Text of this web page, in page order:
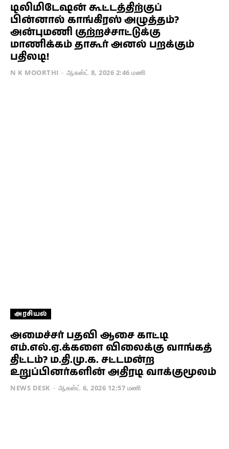
டிலிமிடேஷன் கூட்டத்திற்குப்
பின்னால் காங்கிரஸ் அழுத்தம்?
அன்புமணி குற்றச்சாட்டுக்கு
மாணிக்கம் தாகூர் அனல் பறக்கும்
பதிலடி!
N K MOORTHI - ஆகஸ்ட் 8, 2026 2:46 மணி
அரசியல்
அமைச்சர் பதவி ஆசை காட்டி
எம்.எல்.ஏ.க்களை விலைக்கு வாங்கத்
திட்டம்? ம.தி.மு.க. சட்டமன்ற
உறுப்பினர்களின் அதிரடி வாக்குமூலம்
NEWS DESK - ஆகஸ்ட் 6, 2026 12:57 மணி